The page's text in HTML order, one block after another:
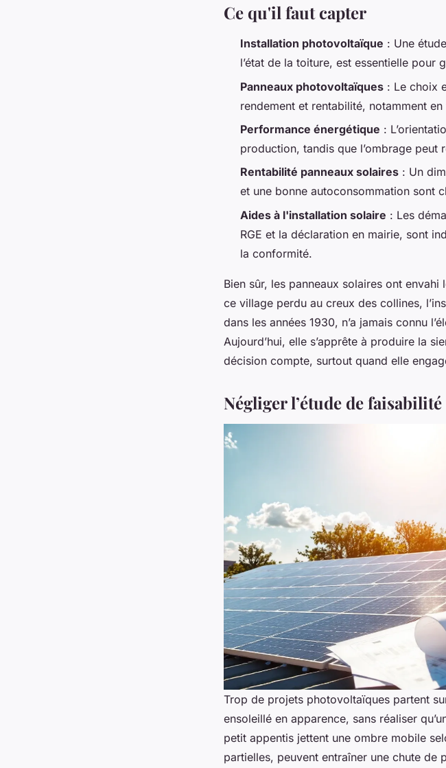
Top 5 erreurs à ne pas
votre projet photovoltaïque
10 min de lecture
Ce qu'il faut capter
Installation photovoltaïque : Une
l’état de la toiture, est essentielle pour
Panneaux photovoltaïques : Le choix
rendement et rentabilité, notamment
Performance énergétique :
production, tandis que l’ombrage peut
Rentabilité panneaux solaires : Un
et une bonne autoconsommation sont
Aides à l'installation solaire : Les
RGE et la déclaration en mairie, sont
la conformité.
Bien sûr, les panneaux solaires ont
ce village perdu au creux des collines,
dans les années 1930, n’a jamais connu
Aujourd’hui, elle s’apprête à produire la
décision compte, surtout quand elle
Négliger l’étude de
Trop de projets photovoltaïques partent
ensoleillé en apparence, sans réaliser
petit appentis jettent une ombre mobile
partielles, peuvent entraîner une chute de